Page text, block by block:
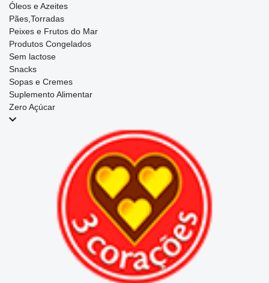
Óleos e Azeites
Pães,Torradas
Peixes e Frutos do Mar
Produtos Congelados
Sem lactose
Snacks
Sopas e Cremes
Suplemento Alimentar
Zero Açúcar